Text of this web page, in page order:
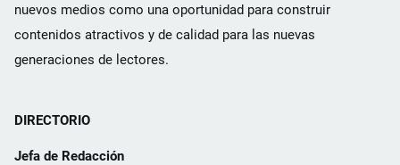
nuevos medios como una oportunidad para construir
contenidos atractivos y de calidad para las nuevas
generaciones de lectores.
DIRECTORIO
Jefa de Redacción